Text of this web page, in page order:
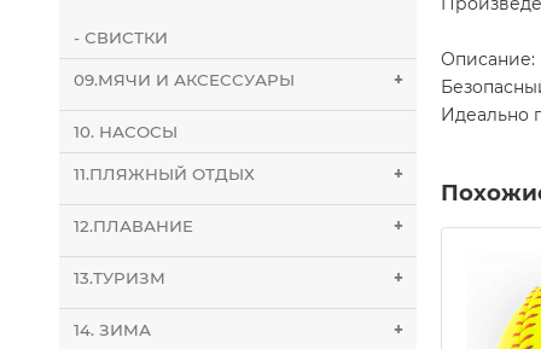
- СВИСТКИ
09.МЯЧИ И АКСЕССУАРЫ +
10. НАСОСЫ
11.ПЛЯЖНЫЙ ОТДЫХ +
12.ПЛАВАНИЕ +
13.ТУРИЗМ +
14. ЗИМА +
Описание:
Идеально